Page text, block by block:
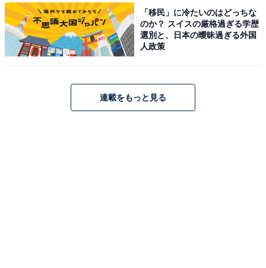
「移民」に冷たいのはどっちな
のか？ スイスの厳格過ぎる学歴
選別と、日本の曖昧過ぎる外国
人政策
連載をもっと見る